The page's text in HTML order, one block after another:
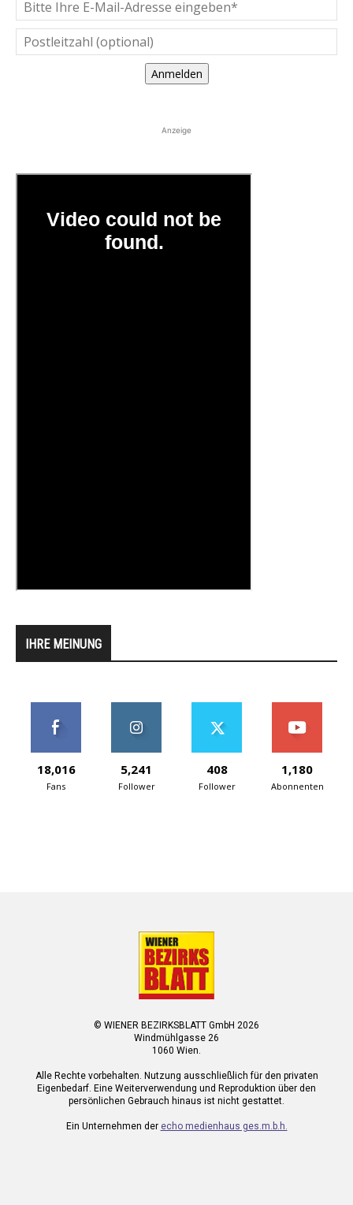
Anmelden
Anzeige
IHRE MEINUNG
18,016
Fans
5,241
Follower
408
Follower
1,180
Abonnenten
© WIENER BEZIRKSBLATT GmbH 2026
Windmühlgasse 26
1060 Wien.
Alle Rechte vorbehalten. Nutzung ausschließlich für den privaten
Eigenbedarf. Eine Weiterverwendung und Reproduktion über den
persönlichen Gebrauch hinaus ist nicht gestattet.
Ein Unternehmen der echo medienhaus ges.m.b.h.